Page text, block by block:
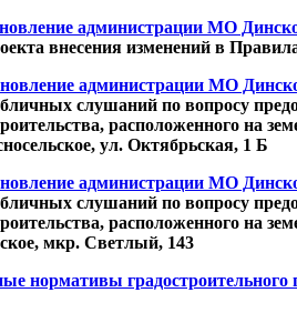
администрации МО
внесения изменений в
администрации МО
слушаний по вопросу
расположенного на
ул. Октябрьская, 1 Б
администрации МО
слушаний по вопросу
расположенного на
мкр. Светлый, 143
нормативы градостроительного